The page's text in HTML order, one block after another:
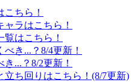
ちら！
ラはこちら！
はこちら！
き...？8/4更新！
...？8/2更新！
立ち回りはこちら！(8/7更新)